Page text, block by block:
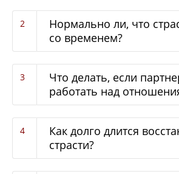
Нормально ли, что
со временем?
Что делать, если
работать над
Как долго длится
страсти?